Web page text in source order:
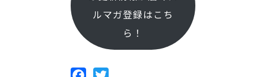
ルマガ登録はこち
ら！